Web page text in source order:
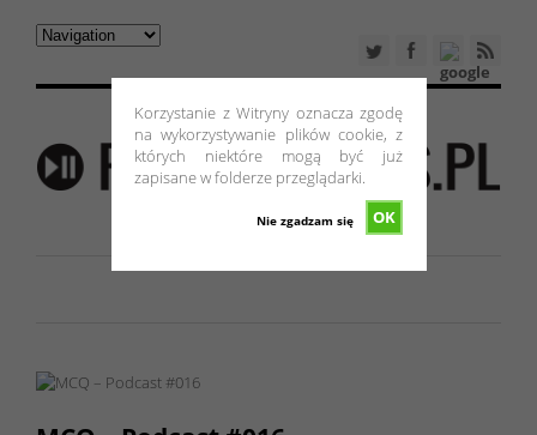
Korzystanie z Witryny oznacza zgodę
na wykorzystywanie plików cookie, z
których niektóre mogą być już
zapisane w folderze przeglądarki.
OK
Nie zgadzam się